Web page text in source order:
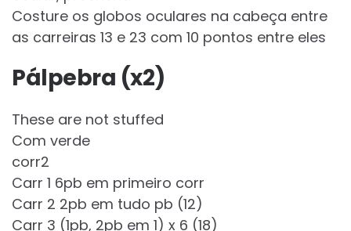
Costure os globos oculares na cabeça entre
as carreiras 13 e 23 com 10 pontos entre eles
Pálpebra (x2)
These are not stuffed
Com verde
corr2
Carr 1 6pb em primeiro corr
Carr 2 2pb em tudo pb (12)
Carr 3 (1pb, 2pb em 1) x 6 (18)